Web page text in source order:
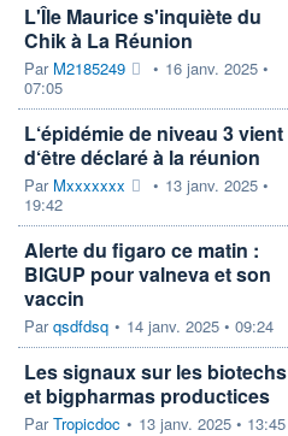
L'Île Maurice s'inquiète du
Chik à La Réunion
Par M2185249 • 16 janv. 2025 •
07:05
L‘épidémie de niveau 3 vient
d‘être déclaré à la réunion
Par Mxxxxxxx • 13 janv. 2025 •
19:42
Alerte du figaro ce matin :
BIGUP pour valneva et son
vaccin
Parqsdfdsq • 14 janv. 2025 • 09:24
Les signaux sur les biotechs
et bigpharmas productices
ParTropicdoc • 13 janv. 2025 • 13:45